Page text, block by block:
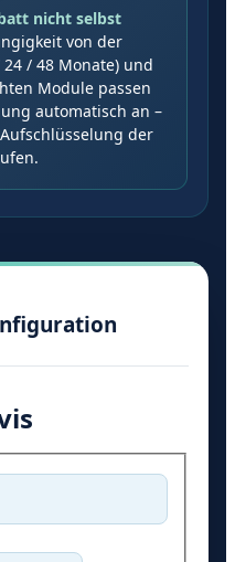
nicht selbst
von der
/ 48 Monate) und
Module passen
automatisch an –
der